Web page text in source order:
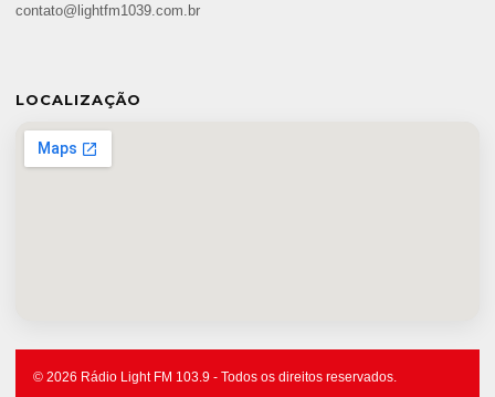
contato@lightfm1039.com.br
LOCALIZAÇÃO
© 2026 Rádio Light FM 103.9 - Todos os direitos reservados.